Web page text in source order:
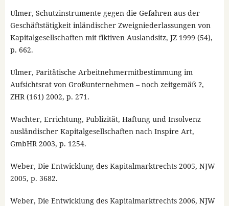
Ulmer, Schutzinstrumente gegen die Gefahren aus der
Geschäftstätigkeit inländischer Zweigniederlassungen von
Kapitalgesellschaften mit fiktiven Auslandsitz, JZ 1999 (54),
p. 662.
Ulmer, Paritätische Arbeitnehmermitbestimmung im
Aufsichtsrat von Großunternehmen – noch zeitgemäß ?,
ZHR (161) 2002, p. 271.
Wachter, Errichtung, Publizität, Haftung und Insolvenz
ausländischer Kapitalgesellschaften nach Inspire Art,
GmbHR 2003, p. 1254.
Weber, Die Entwicklung des Kapitalmarktrechts 2005, NJW
2005, p. 3682.
Weber, Die Entwicklung des Kapitalmarktrechts 2006, NJW